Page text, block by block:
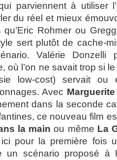
parviennent à utiliser
du réel et mieux
Rohmer ou
sert plutôt de cache-
Valérie Donzelli
où l’on ne savait trop si
low-cost) servait ou
Avec
dans la seconde
ce nouveau film
la main ou même La
pour la première fois
un scénario proposé